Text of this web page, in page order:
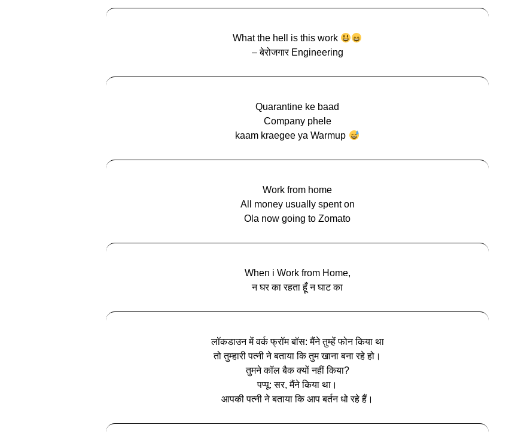
What the hell is this work
– बेरोजगार Engineering
Quarantine ke baad
Company phele
kaam kraegee ya Warmup
Work from home
All money usually spent on
Ola now going to Zomato
When i Work from Home,
न घर का रहता हूँ न घाट का
लॉकडाउन में वर्क फ्रॉम बॉस: मैंने तुम्हें फोन किया था
तो तुम्हारी पत्नी ने बताया कि तुम खाना बना रहे हो।
तुमने कॉल बैक क्यों नहीं किया?
पप्पू: सर, मैंने किया था।
आपकी पत्नी ने बताया कि आप बर्तन धो रहे हैं।